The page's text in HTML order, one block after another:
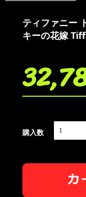
ティファニー
キーの花嫁
購入数